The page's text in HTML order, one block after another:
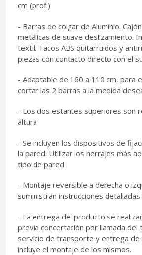
cm (prof.)
- Barras de colgar de Aluminio.
metálicas de suave deslizamiento.
textil. Tacos ABS quitarruidos y
piezas con contacto directo con el
- Adaptable de 160 a 110 cm, para
cortar las 2 barras a la medida
- Los dos estantes superiores son
altura
- Se incluyen los dispositivos de
la pared. Utilizar los herrajes más
tipo de pared
- Montaje reversible a derecha o
suministran instrucciones detalladas
- La entrega del producto se
previa concertación por llamada del
servicio de transporte y entrega de
incluye el montaje de los mismos.